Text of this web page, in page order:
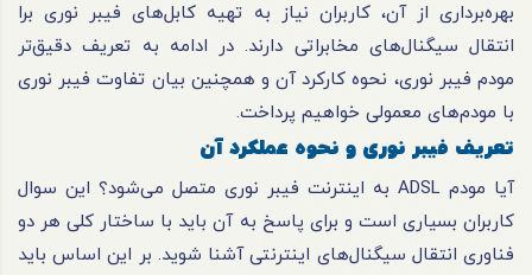
بهره‌برداری از آن، کاربران نیاز به تهیه کابل‌های فیبر نوری برا
انتقال سیگنال‌های مخابراتی دارند. در ادامه به تعریف دقیق‌تر
مودم فیبر نوری، نحوه کارکرد آن و همچنین بیان تفاوت فیبر نوری
با مودم‌های معمولی خواهیم پرداخت.
تعریف فیبر نوری و نحوه عملکرد آن
آیا مودم ADSL به اینترنت فیبر نوری متصل می‌شود؟ این سوال
کاربران بسیاری است و برای پاسخ به آن باید با ساختار کلی هر دو
فناوری انتقال سیگنال‌های اینترنتی آشنا شوید. بر این اساس باید